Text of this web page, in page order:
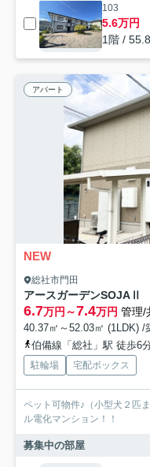
103
5.6万円
1階 /
アパート
NEW
総社市門田
アースガーデンSOJAⅡ
6.7万円～7.4万円 管理/
40.37㎡～52.03㎡ (1LDK) /
伯備線「総社」駅 徒歩6
駐輪場 宅配ボックス
ペット可物件♪（小型犬２匹
ル電化マンション！！
募集中の部屋